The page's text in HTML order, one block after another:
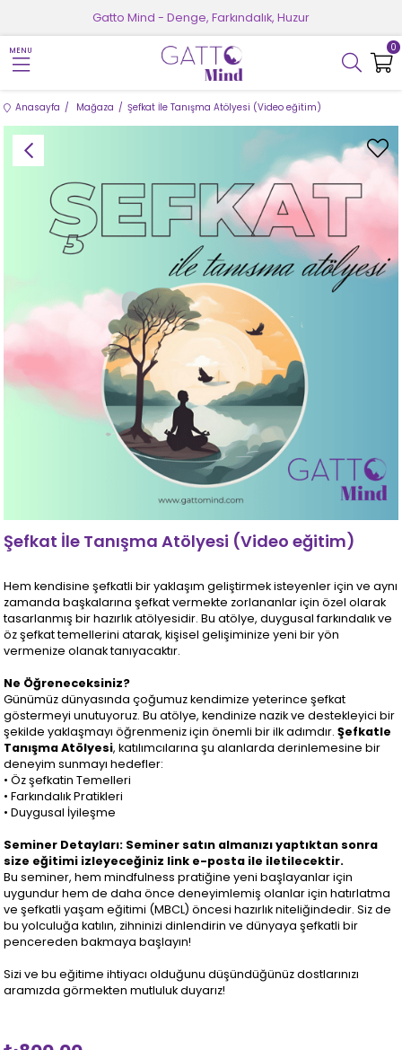
Gatto Mind - Denge, Farkındalık, Huzur
MENU 0
Anasayfa Mağaza Şefkat İle Tanışma Atölyesi (Video eğitim)
Şefkat İle Tanışma Atölyesi (Video eğitim)
Hem kendisine şefkatli bir yaklaşım geliştirmek isteyenler için ve aynı
zamanda başkalarına şefkat vermekte zorlananlar için özel olarak
tasarlanmış bir hazırlık atölyesidir. Bu atölye, duygusal farkındalık ve
öz şefkat temellerini atarak, kişisel gelişiminize yeni bir yön
vermenize olanak tanıyacaktır.
Ne Öğreneceksiniz?
Günümüz dünyasında çoğumuz kendimize yeterince şefkat
göstermeyi unutuyoruz. Bu atölye, kendinize nazik ve destekleyici bir
şekilde yaklaşmayı öğrenmeniz için önemli bir ilk adımdır.Şefkatle
Tanışma Atölyesi, katılımcılarına şu alanlarda derinlemesine bir
deneyim sunmayı hedefler:
• Öz şefkatin Temelleri
• Farkındalık Pratikleri
• Duygusal İyileşme
Seminer Detayları: Seminer satın almanızı yaptıktan sonra
size eğitimi izleyeceğiniz link e-posta ile iletilecektir.
Bu seminer, hem mindfulness pratiğine yeni başlayanlar için
uygundur hem de daha önce deneyimlemiş olanlar için hatırlatma
ve şefkatli yaşam eğitimi (MBCL) öncesi hazırlık niteliğindedir. Siz de
bu yolculuğa katılın, zihninizi dinlendirin ve dünyaya şefkatli bir
pencereden bakmaya başlayın!
Sizi ve bu eğitime ihtiyacı olduğunu düşündüğünüz dostlarınızı
aramızda görmekten mutluluk duyarız!